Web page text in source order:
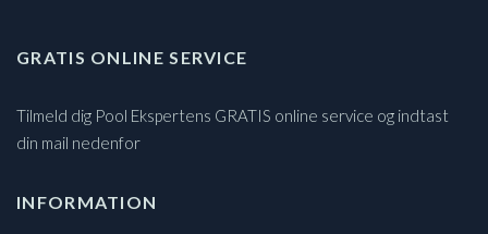
GRATIS ONLINE SERVICE
Tilmeld dig Pool Ekspertens GRATIS online service og indtast
din mail nedenfor
INFORMATION